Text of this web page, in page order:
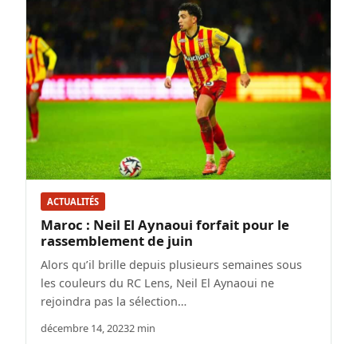
ACTUALITÉS
Maroc : Neil El Aynaoui forfait pour le
rassemblement de juin
Alors qu’il brille depuis plusieurs semaines sous
les couleurs du RC Lens, Neil El Aynaoui ne
rejoindra pas la sélection…
décembre 14, 20232 min